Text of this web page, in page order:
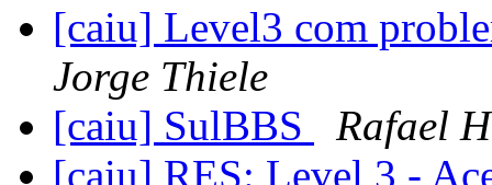
[caiu] Level3 com
Jorge Thiele
[caiu] SulBBS
Rafael
[caiu] RES: Level 3 -